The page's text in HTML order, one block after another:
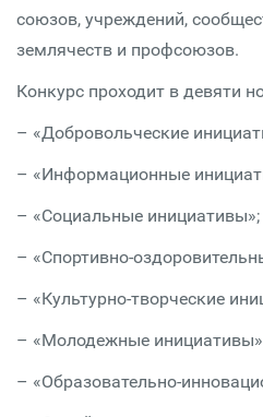
союзов, учреждений,
землячеств и профсоюзов.
Конкурс проходит в девяти
– «Добровольческие
– «Информационные
– «Социальные инициативы»;
– «Спортивно-
– «Культурно-творческие
– «Молодежные
– «Образовательно-